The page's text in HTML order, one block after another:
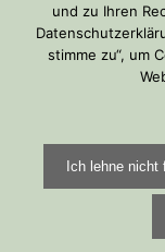
AGB
Zahlungsarten
Versandarten
© 2026 Weingut
und zu Ihren
stimme zu“, um
Ich lehne